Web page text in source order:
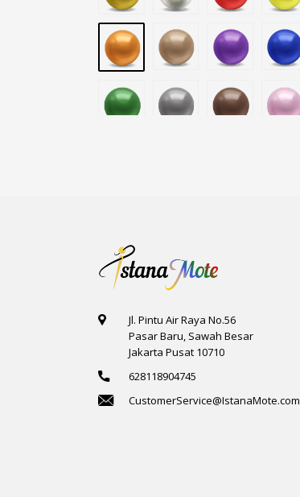
12mm
Small / S-P
Jl. Pintu Air Raya No.56
Pasar Baru, Sawah Besar
Jakarta Pusat 10710
628118904745
CustomerService@IstanaMote.com